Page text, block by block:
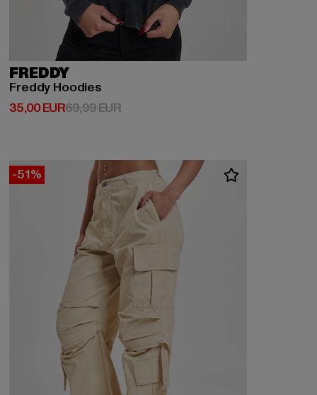
FREDDY
Freddy Hoodies
35,00 EUR
Derzeitiger Preis: 35,00 EUR
69,99 EURAktionspreis: 69,99 EUR
-51%